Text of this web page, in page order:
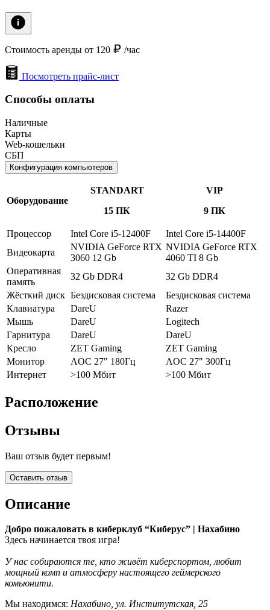
Стоимость аренды от 120 /час
Посмотреть прайс-лист
Способы оплаты
Наличные
Карты
Web-кошельки
СБП
Конфигурация компьютеров
Оборудование
STANDART
15 ПК
VIP
9 ПК
Процессор Intel Core i5-12400F
Intel Core i5-14400F
Видеокарта
NVIDIA GeForce RTX
3060 12 Gb
NVIDIA GeForce RTX
4060 TI 8 Gb
Оперативная
память
32 Gb DDR4
32 Gb DDR4
Жёсткий диск Бездисковая система
Бездисковая система
Клавиатура
DareU
Razer
Мышь
DareU
Logitech
Гарнитура
DareU
DareU
Кресло
ZET Gaming
ZET Gaming
Монитор
AOC 27" 180Гц
AOC 27" 300Гц
Интернет
>100 Мбит >100 Мбит
Расположение
Отзывы
Ваш отзыв будет первым!
Оставить отзыв
Описание
Добро пожаловать в киберклуб “Киберус” | Нахабино
Здесь начинается твоя игра!
У нас собираются те, кто живёт киберспортом, любит
мощный комп и атмосферу настоящего геймерского
комьюнити.
Мы находимся: Нахабино, ул. Институтская, 25